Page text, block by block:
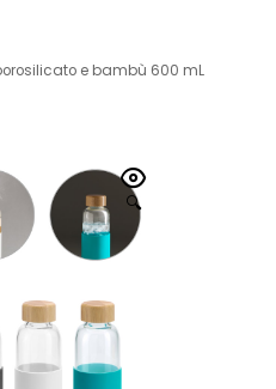
e bambù 600 mL
🔍